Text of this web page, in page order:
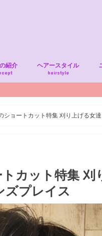
紹介 ヘアースタイル
hairstyle
ショートカット特集 刈り上げる女
カット特集 刈
ズプレイス